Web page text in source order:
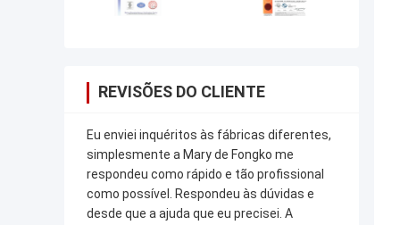
REVISÕES DO CLIENTE
Eu enviei inquéritos às fábricas diferentes,
simplesmente a Mary de Fongko me
respondeu como rápido e tão profissional
como possível. Respondeu às dúvidas e
desde que a ajuda que eu precisei. A